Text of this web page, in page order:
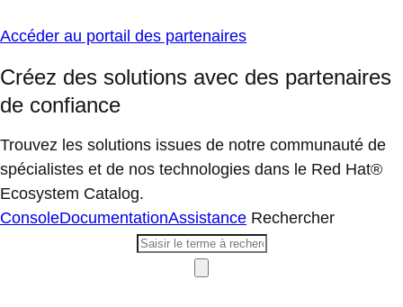
Accéder au portail des partenaires
Créez des solutions avec des partenaires
de confiance
Trouvez les solutions issues de notre communauté de
spécialistes et de nos technologies dans le Red Hat®
Ecosystem Catalog.
ConsoleDocumentationAssistance Rechercher